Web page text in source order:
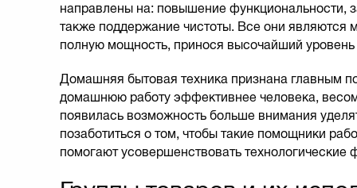
направлены на: повышение функциональности,
также поддержание чистоты. Все они являются
полную мощность, принося высочайший уровень
Домашняя бытовая техника признана главным
домашнюю работу эффективнее человека,
появилась возможность больше внимания
позаботиться о том, чтобы такие помощники
помогают усовершенствовать технологические